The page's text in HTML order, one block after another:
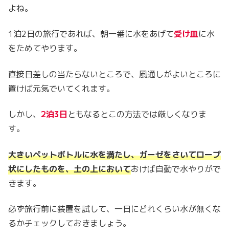
よね。
1泊2日の旅行であれば、朝一番に水をあげて受け皿に水
をためてやります。
直接日差しの当たらないところで、風通しがよいところに
置けば元気でいてくれます。
しかし、 2泊3日ともなるとこの方法では厳しくなりま
す。
大きいペットボトルに水を満たし、ガーゼをさいてロープ
状にしたものを、土の上においておけば自動で水やりがで
きます。
必ず旅行前に装置を試して、一日にどれくらい水が無くな
るかチェックしておきましょう。